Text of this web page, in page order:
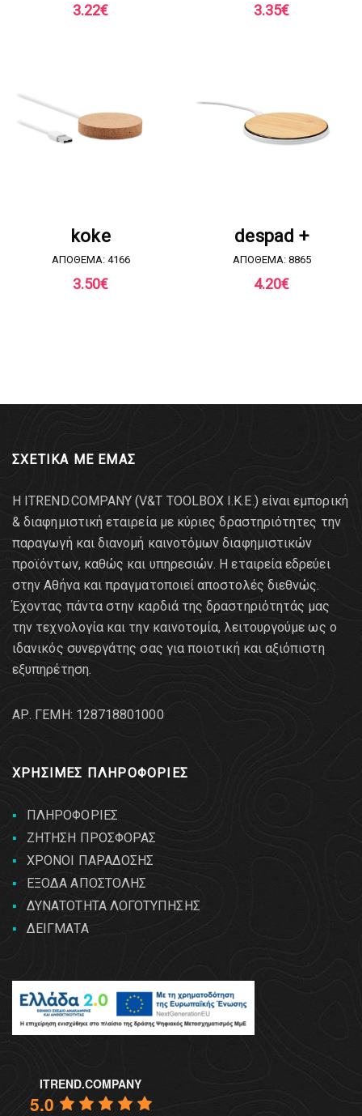
3.22€ 3.35€
koke
ΑΠΟΘΕΜΑ: 4166
3.50€
despad +
ΑΠΟΘΕΜΑ: 8865
4.20€
ΣΧΕΤΙΚΑ ΜΕ ΕΜΑΣ
Η ITREND.COMPANY (V&T TOOLBOX Ι.Κ.Ε.) είναι εμπορική
& διαφημιστική εταιρεία με κύριες δραστηριότητες την
παραγωγή και διανομή καινοτόμων διαφημιστικών
προϊόντων, καθώς και υπηρεσιών. Η εταιρεία εδρεύει
στην Αθήνα και πραγματοποιεί αποστολές διεθνώς.
Έχοντας πάντα στην καρδιά της δραστηριότητάς μας
την τεχνολογία και την καινοτομία, λειτουργούμε ως ο
ιδανικός συνεργάτης σας για ποιοτική και αξιόπιστη
εξυπηρέτηση.
AΡ. ΓΕΜΗ: 128718801000
ΧΡΗΣΙΜΕΣ ΠΛΗΡΟΦΟΡΙΕΣ
ΠΛΗΡΟΦΟΡΙΕΣ
ΖΗΤΗΣΗ ΠΡΟΣΦΟΡΑΣ
ΧΡΟΝΟΙ ΠΑΡΑΔΟΣΗΣ
ΕΞΟΔΑ ΑΠΟΣΤΟΛΗΣ
ΔΥΝΑΤΟΤΗΤΑ ΛΟΓΟΤΥΠΗΣΗΣ
ΔΕΙΓΜΑΤΑ
ITREND.COMPANY
5.0